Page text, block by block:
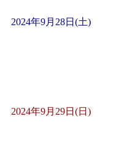
2024年9月28日(土)
2024年9月29日(日)